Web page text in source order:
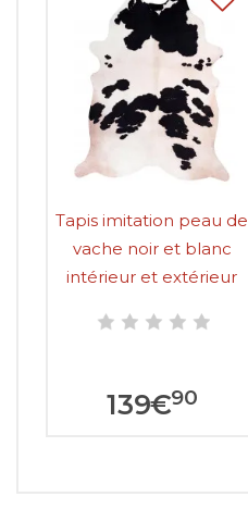
Tapis imitation peau de
vache noir et blanc
intérieur et extérieur
139€90